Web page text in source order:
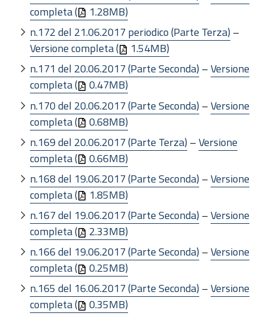
completa (
1.28MB)
n.172 del 21.06.2017 periodico (Parte Terza) –
Versione completa (
1.54MB)
n.171 del 20.06.2017 (Parte Seconda) –Versione
completa (
0.47MB)
n.170 del 20.06.2017 (Parte Seconda) –Versione
completa (
0.68MB)
n.169 del 20.06.2017 (Parte Terza) –Versione
completa (
0.66MB)
n.168 del 19.06.2017 (Parte Seconda) –Versione
completa (
1.85MB)
n.167 del 19.06.2017 (Parte Seconda) –Versione
completa (
2.33MB)
n.166 del 19.06.2017 (Parte Seconda) –Versione
completa (
0.25MB)
n.165 del 16.06.2017 (Parte Seconda) –Versione
completa (
0.35MB)